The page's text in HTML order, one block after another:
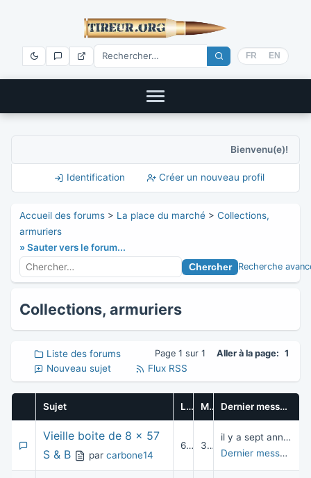
FR EN
Bienvenu(e)!
Identification Créer un nouveau profil
» Sauter vers le forum...
Accueil des forums > La place du marché > Collections,
armuriers
Recherche
Collections, armuriers
Page 1 sur 1 Aller à la page: 1
Liste des forums
Nouveau sujet
Flux RSS
Sujet Lectures Messages Dernier message
Vieille boite de 8 x 57
S & B
par carbone14
6 232 3
il y a sept années
Dernier message